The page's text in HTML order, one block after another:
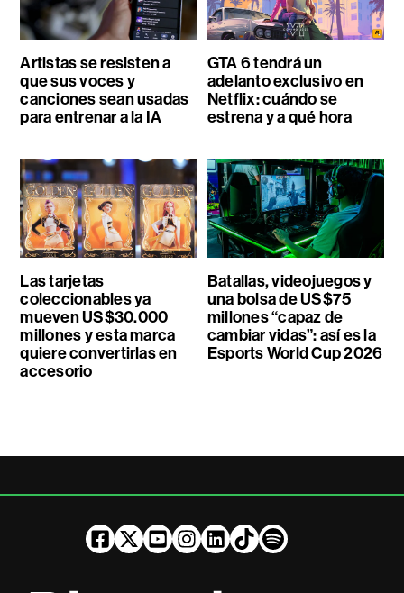
Artistas se resisten a
que sus voces y
canciones sean usadas
para entrenar a la IA
GTA 6 tendrá un
adelanto exclusivo en
Netflix: cuándo se
estrena y a qué hora
Las tarjetas
coleccionables ya
mueven US$30.000
millones y esta marca
quiere convertirlas en
accesorio
Batallas, videojuegos y
una bolsa de US$75
millones “capaz de
cambiar vidas”: así es la
Esports World Cup 2026